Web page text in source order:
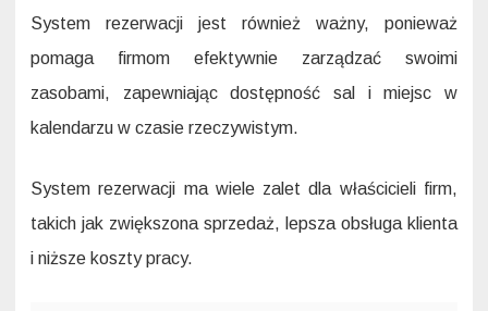
System rezerwacji jest również ważny, ponieważ
pomaga firmom efektywnie zarządzać swoimi
zasobami, zapewniając dostępność sal i miejsc w
kalendarzu w czasie rzeczywistym.
System rezerwacji ma wiele zalet dla właścicieli firm,
takich jak zwiększona sprzedaż, lepsza obsługa klienta
i niższe koszty pracy.